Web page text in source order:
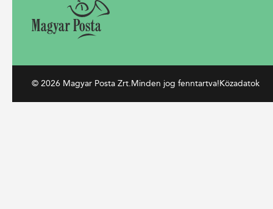
© 2026 Magyar Posta Zrt.Minden jog fenntartva!Közadatok